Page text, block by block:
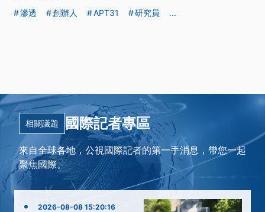
滲透
創辦人 APT31 研究員 ...
相關議題 國際記者專區
來自全球各地，公視國際記者的第一手消息，帶您一起
聚焦國際。
2026-08-08 15:20:16